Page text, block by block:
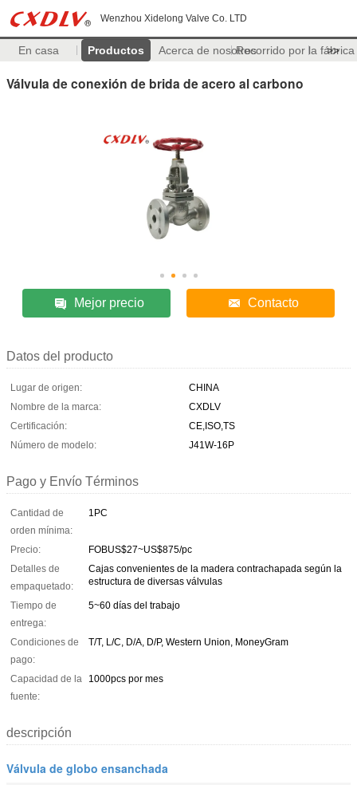
Wenzhou Xidelong Valve Co. LTD
En casa Productos Acerca de nosotrosRecorrido por la fábrica
>>
Válvula de conexión de brida de acero al carbono
Mejor precio Contacto
Datos del producto
Lugar de origen:
CHINA
Nombre de la marca:
CXDLV
Certificación:
CE,ISO,TS
Número de modelo:
J41W-16P
Pago y Envío Términos
Cantidad de
orden mínima:
1PC
Precio:
FOBUS$27~US$875/pc
Detalles de
empaquetado:
Cajas convenientes de la madera contrachapada según la
estructura de diversas válvulas
Tiempo de
entrega:
5~60 días del trabajo
Condiciones de
pago:
T/T, L/C, D/A, D/P, Western Union, MoneyGram
Capacidad de la
fuente:
1000pcs por mes
descripción
Válvula de globo ensanchada